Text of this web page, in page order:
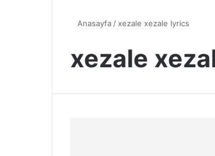
Anasayfa / xezale xezale lyrics
xezale